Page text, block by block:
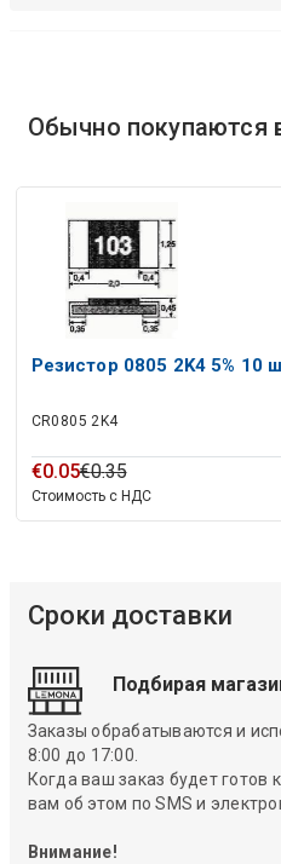
Обычно покупаются
Резистор 0805 2K4 5% 10
CR0805 2K4
€0.05€0.35
Стоимость с НДС
Сроки доставки
Подбирая
Заказы обрабатываются и
8:00 до 17:00.
Когда ваш заказ будет
вам об этом по SMS и
Внимание!